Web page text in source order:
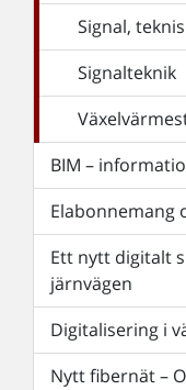
Signal,
Signalteknik
BIM –
Elabonnemang
Ett nytt digitalt
järnvägen
Digitalisering i
Nytt fibernät –